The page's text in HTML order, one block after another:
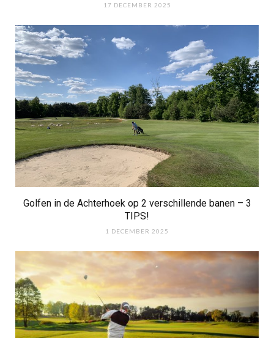
17 DECEMBER 2025
Golfen in de Achterhoek op 2 verschillende banen – 3
TIPS!
1 DECEMBER 2025